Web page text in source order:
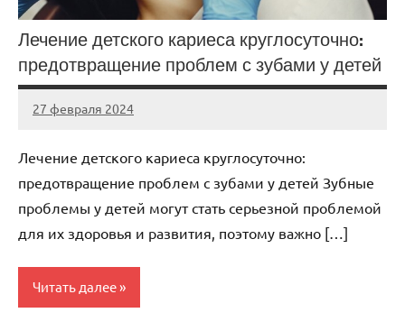
Лечение детского кариеса круглосуточно:
предотвращение проблем с зубами у детей
27 февраля 2024
Avtor
Нет
Лечение детского кариеса круглосуточно:
предотвращение проблем с зубами у детей Зубные
проблемы у детей могут стать серьезной проблемой
для их здоровья и развития, поэтому важно […]
Читать далее